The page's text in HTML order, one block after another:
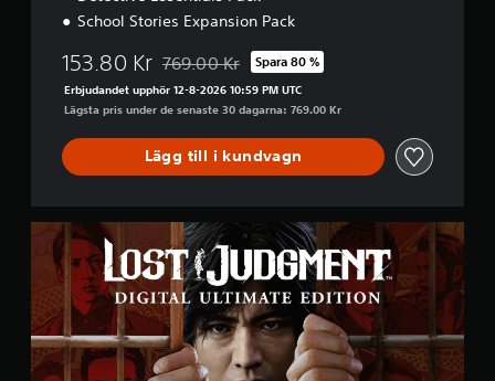
School Stories Expansion Pack
153.80 Kr Nedsatt från ursprungspriset på 769.00 Kr
769.00 Kr Spara 80 %
Erbjudandet upphör 12-8-2026 10:59 PM UTC
Lägsta pris under de senaste 30 dagarna: 769.00 Kr
Lägg till i kundvagn
a
l
U